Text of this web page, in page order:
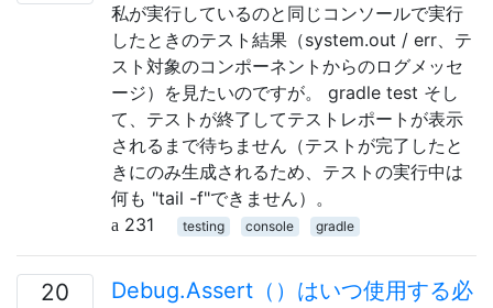
私が実行しているのと同じコンソールで実行
したときのテスト結果（system.out / err、テ
スト対象のコンポーネントからのログメッセ
ージ）を見たいのですが。 gradle test そし
て、テストが終了してテストレポートが表示
されるまで待ちません（テストが完了したと
きにのみ生成されるため、テストの実行中は
何も "tail -f"できません）。
231
testing console gradle
20
Debug.Assert（）はいつ使用する必